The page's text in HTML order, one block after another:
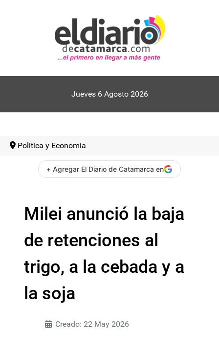
Jueves 6 Agosto 2026
Politica y Economia
+ Agregar El Diario de Catamarca en
Milei anunció la baja
de retenciones al
trigo, a la cebada y a
la soja
Creado: 22 May 2026